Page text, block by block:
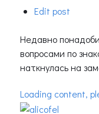
Edit post
Недавно
вопросами по
наткнулась на
Loading content,